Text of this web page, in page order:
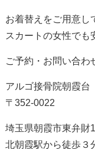
お着替えをご用意し
スカートの女性でも
ご予約・お問い合わ
アルゴ接骨院朝霞台
〒352-0022
埼玉県朝霞市東弁
北朝霞駅から徒歩